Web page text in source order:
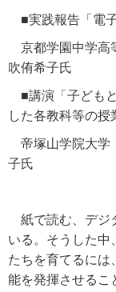
■実践報告「電
京都学園中学
吹侑希子氏
■講演「子ども
した各教科等の授
帝塚山学院大
子氏
紙で読む、デジ
いる。そうした中
たちを育てるには
能を発揮させるこ